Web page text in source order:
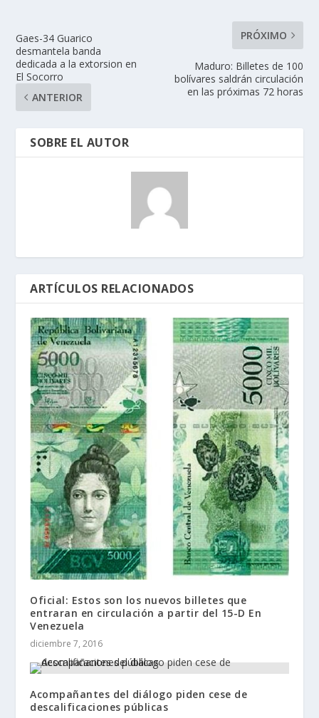
Gaes-34 Guarico
desmantela banda
dedicada a la extorsion en
El Socorro
ANTERIOR
PRÓXIMO
Maduro: Billetes de 100
bolívares saldrán circulación
en las próximas 72 horas
SOBRE EL AUTOR
ARTÍCULOS RELACIONADOS
Oficial: Estos son los nuevos billetes que
entraran en circulación a partir del 15-D En
Venezuela
diciembre 7, 2016
Acompañantes del diálogo piden cese de
descalificaciones públicas